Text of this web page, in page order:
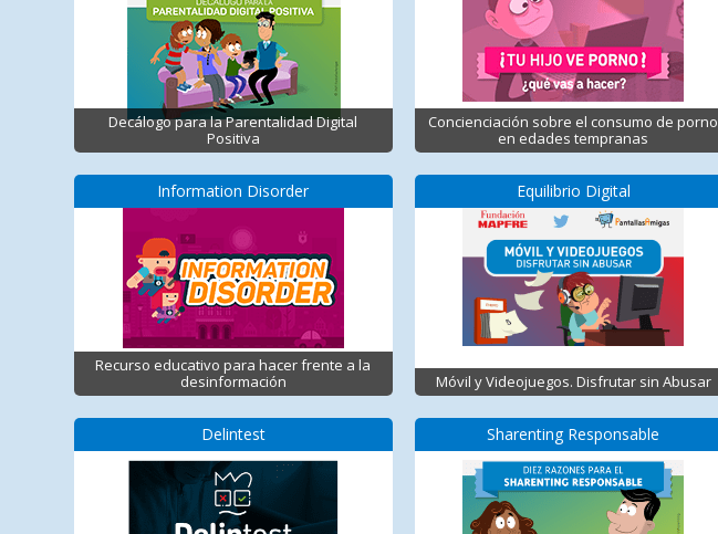
Decálogo para la Parentalidad Digital
Positiva
Information Disorder
Recurso educativo para hacer frente a la
desinformación
Delintest
Concienciación sobre el consumo de porno
en edades tempranas
Equilibrio Digital
Móvil y Videojuegos. Disfrutar sin Abusar
Sharenting Responsable